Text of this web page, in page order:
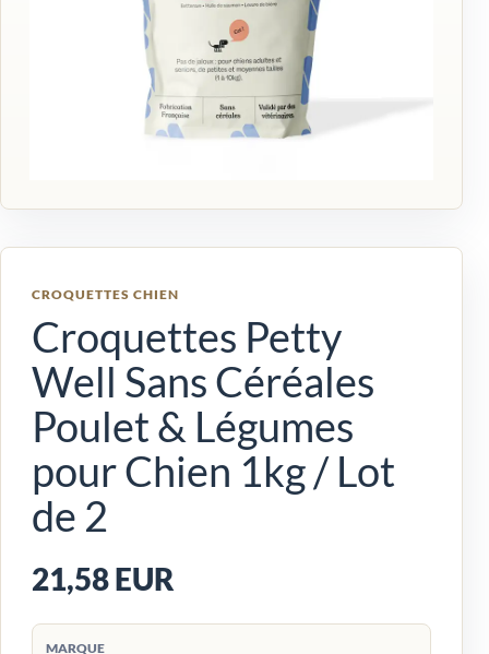
CROQUETTES CHIEN
Croquettes Petty
Well Sans Céréales
Poulet & Légumes
pour Chien 1kg / Lot
de 2
21,58 EUR
MARQUE